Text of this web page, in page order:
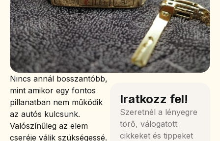
Nincs annál bosszantóbb,
mint amikor egy fontos
pillanatban nem működik
az autós kulcsunk.
Valószínűleg az elem
cseréje válik szükségessé.
Iratkozz fel!
Szeretnél a lényegre
törő, válogatott
cikkeket és tippeket